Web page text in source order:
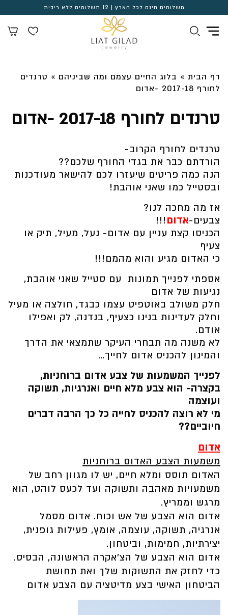
משלוחים חינם לכל הארץ | 12 תשלומים ללא ריבית
דף הבית » בלוג החיים עצמם ומה שביניהם » טרנדים
לחורף 2017-18 -אדום
טרנדים לחורף 2017-18 -אדום
טרנדים לחורף הקרוב-
הורדתם כבר את בגדי החורף שלכם??
הנה כמה פריטים שיעזרו לכם להישאר מעודכנות
ובסטייל כמו שאני אוהבת!
אז מה מחכה לנו?
צבעים-אדום !!!
הכניסו קצת עניין עם אדום- נעל, מעיל, תיק או
צעיף
כי האדום מגיע והוא מהמם!!!
אספתי לפנייך תמונות עם סטייל שאני אוהבת,
נגיעות של אדום
חלק משולב באוטפיט עצמו כבגד, חולצה או מעיל
וחלק לעדינות בנינו כצעיף, בנדנה, לק ואפילו
אודם.
לא משנה מה תבחרי העיקר שתמצאי את הדרך
והמינון להכניס אדום לחייך…
לפנייך המשמעות של צבע אדום ברוחניות,
בקצרה- הוא צבע מלא חיים ואנרגיות, תשוקה
ועוצמה
מי לא רוצה להכניס לחייה כל כך הרבה דברים
חיוביים??
אדום
משמעות הצבע האדום ברוחניות
האדום תוסס ומלא חיים, יש לו מגוון רחב של
משמעויות מאהבה ותשוקה ועד לכעס לוהט, הוא
מרגש וממריץ.
אדום הוא הצבע של אש וכוח. אדום מסמל
אנרגיה, תשוקה, עוצמה, אומץ, פעילות גופנית,
יצירתיות, חמימות, וביטחון.
אדום הוא הצבע של הצ’אקרה הראשונה, הבסיס.
כדי לחזק את התשוקות שלך ואת תחושת
הביטחון האישי בצע מדיטציה עם הצבע אדום